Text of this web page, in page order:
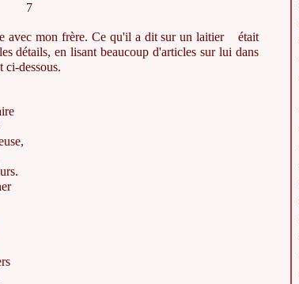
7
avec mon frère. Ce qu'il a dit sur un laitier était
détails, en lisant beaucoup d'articles sur lui dans
ci-dessous.